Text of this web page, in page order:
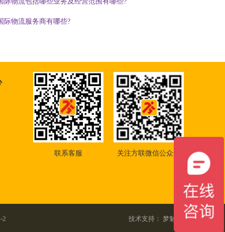
际物流服务商有哪些?
联系客服 关注方联微信公众号
2 技术支持： 梦魅网络